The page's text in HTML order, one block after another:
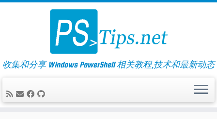
Skip
收集和分享 Windows PowerShell 相关教程,技术和最新动态